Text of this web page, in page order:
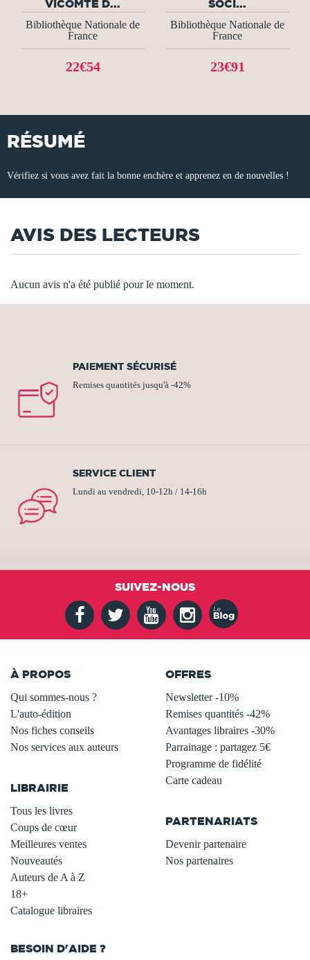
VICOMTÉ D...
Bibliothèque Nationale de
France
22€54
SOCI...
Bibliothèque Nationale de
France
23€91
RÉSUMÉ
Vérifiez si vous avez fait la bonne enchère et apprenez en de nouvelles !
AVIS DES LECTEURS
Aucun avis n'a été publié pour le moment.
PAIEMENT SÉCURISÉ
Remises quantités jusqu'à -42%
SERVICE CLIENT
Lundi au vendredi, 10-12h / 14-16h
SUIVEZ-NOUS
À PROPOS
Qui sommes-nous ?
L'auto-édition
Nos fiches conseils
Nos services aux auteurs
LIBRAIRIE
Tous les livres
Coups de cœur
Meilleures ventes
Nouveautés
Auteurs de A à Z
18+
Catalogue libraires
OFFRES
Newsletter -10%
Remises quantités -42%
Avantages libraires -30%
Parrainage : partagez 5€
Programme de fidélité
Carte cadeau
PARTENARIATS
Devenir partenaire
Nos partenaires
BESOIN D'AIDE ?